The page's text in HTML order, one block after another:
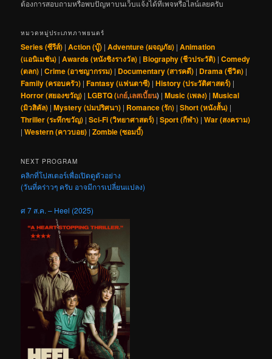
ต้องการสอบถามหรือพบปัญหาบนเว็บแจ้งได้ที่เพจหรือไลน์เลยครับ
หมวดหมู่ประเภทภาพยนตร์
Series (ซีรีส์) |Action (บู๊) |Adventure (ผจญภัย) |Animation
(แอนิเมชัน) |Awards (หนังชิงรางวัล) | Biography (ชีวประวัติ) |Comedy
(ตลก) |Crime (อาชญากรรม) | Documentary (สารคดี) | Drama (ชีวิต) |
Family (ครอบครัว) |Fantasy (แฟนตาซี) |History (ประวัติศาสตร์) |
Horror (สยองขวัญ) | LGBTQ (เกย์,เลสเบี้ยน) |Music (เพลง) |Musical
(มิวสิคัล) |Mystery (ปมปริศนา) | Romance (รัก) |Short (หนังสั้น) |
Thriller (ระทึกขวัญ) |Sci-Fi (วิทยาศาสตร์) |Sport (กีฬา) |War (สงคราม)
|Western (คาวบอย) |Zombie (ซอมบี้)
NEXT PROGRAM
คลิกที่โปสเตอร์เพื่อเปิดดูตัวอย่าง
(วันที่คร่าวๆ ครับ อาจมีการเปลี่ยนแปลง)
ศ 7 ส.ค. – Heel (2025)